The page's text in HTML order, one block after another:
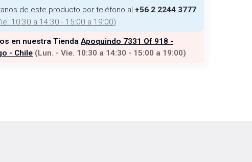
de este producto por teléfono al +56 2 2244 3777
10:30 a 14:30 - 15:00 a 19:00)
en nuestra Tienda Apoquindo 7331 Of 918 -
- Chile (Lun. - Vie. 10:30 a 14:30 - 15:00 a 19:00)